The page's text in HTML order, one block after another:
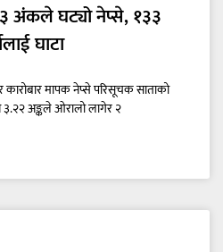
अंकले घट्यो नेप्से, १३३
घाटा
कारोबार मापक नेप्से परिसूचक साताको
३.२२ अङ्कले ओरालो लागेर २